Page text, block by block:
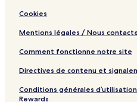
Cookies
Mentions légales / Nous
Comment fonctionne notre site
Directives de contenu et
Conditions générales
Rewards